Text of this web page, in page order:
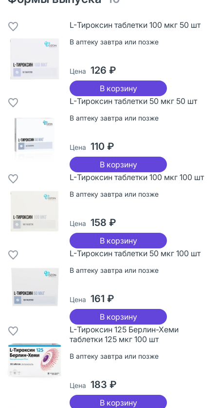
L-Тироксин таблетки 100 мкг 50 шт
В аптеку завтра или позже
Цена 126 ₽
В корзину
L-Тироксин таблетки 50 мкг 50 шт
В аптеку завтра или позже
Цена 110 ₽
В корзину
L-Тироксин таблетки 100 мкг 100 шт
В аптеку завтра или позже
Цена 158 ₽
В корзину
L-Тироксин таблетки 50 мкг 100 шт
В аптеку завтра или позже
Цена 161 ₽
В корзину
L-Тироксин 125 Берлин-Хеми
таблетки 125 мкг 100 шт
В аптеку завтра или позже
Цена 183 ₽
В корзину